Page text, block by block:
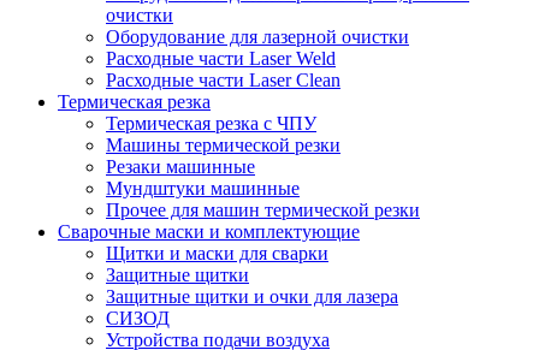
очистки
Оборудование для лазерной очистки
Расходные части Laser Weld
Расходные части Laser Clean
Термическая резка
Термическая резка с ЧПУ
Машины термической резки
Резаки машинные
Мундштуки машинные
Прочее для машин термической резки
Сварочные маски и комплектующие
Щитки и маски для сварки
Защитные щитки
Защитные щитки и очки для лазера
СИЗОД
Устройства подачи воздуха